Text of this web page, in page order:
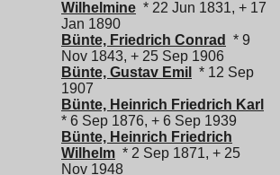
Wilhelmine * 22 Jun 1831, + 17
Jan 1890
Bünte, Friedrich Conrad
* 9
Nov 1843, + 25 Sep 1906
Bünte, Gustav Emil
* 12 Sep
1907
Bünte, Heinrich Friedrich Karl
* 6 Sep 1876, + 6 Sep 1939
Bünte, Heinrich Friedrich
Wilhelm * 2 Sep 1871, + 25
Nov 1948